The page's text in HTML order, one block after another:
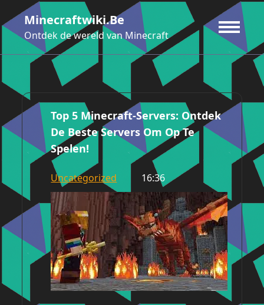
naar
de
inhoud
Minecraftwiki.be
Ontdek de wereld van Minecraft
Top 5 Minecraft-Servers: Ontdek
De Beste Servers Om Op Te
Spelen!
Uncategorized 16:36